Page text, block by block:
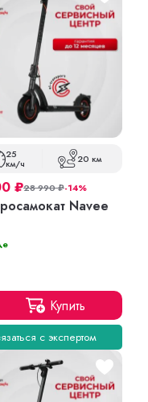
25
км/ч 20 км
₽28 990₽-14%
Navee
Купить
с экспертом